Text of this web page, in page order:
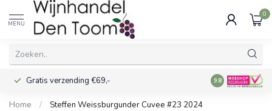
MENU
0
Gratis verzending €69,- Voor 16:00
9.8
Home / Steffen Weissburgunder Cuvee #23 2024